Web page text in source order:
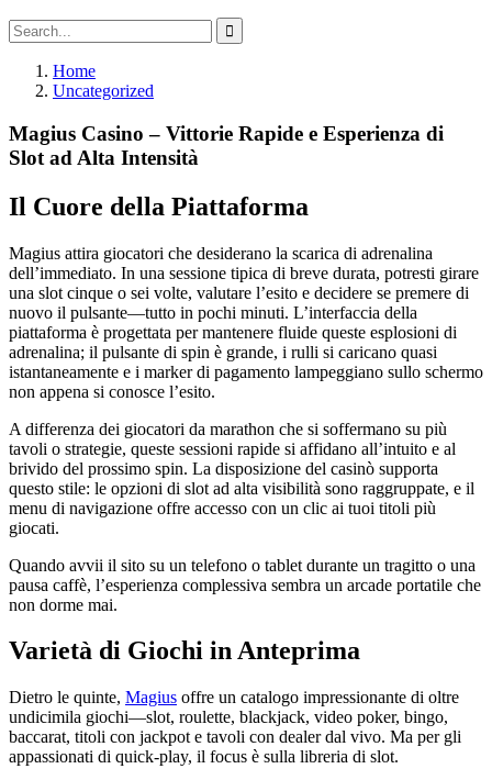
Home
Uncategorized
Magius Casino – Vittorie Rapide e Esperienza di
Slot ad Alta Intensità
Il Cuore della Piattaforma
Magius attira giocatori che desiderano la scarica di adrenalina
dell’immediato. In una sessione tipica di breve durata, potresti girare
una slot cinque o sei volte, valutare l’esito e decidere se premere di
nuovo il pulsante—tutto in pochi minuti. L’interfaccia della
piattaforma è progettata per mantenere fluide queste esplosioni di
adrenalina; il pulsante di spin è grande, i rulli si caricano quasi
istantaneamente e i marker di pagamento lampeggiano sullo schermo
non appena si conosce l’esito.
A differenza dei giocatori da marathon che si soffermano su più
tavoli o strategie, queste sessioni rapide si affidano all’intuito e al
brivido del prossimo spin. La disposizione del casinò supporta
questo stile: le opzioni di slot ad alta visibilità sono raggruppate, e il
menu di navigazione offre accesso con un clic ai tuoi titoli più
giocati.
Quando avvii il sito su un telefono o tablet durante un tragitto o una
pausa caffè, l’esperienza complessiva sembra un arcade portatile che
non dorme mai.
Varietà di Giochi in Anteprima
Dietro le quinte, Magius offre un catalogo impressionante di oltre
undicimila giochi—slot, roulette, blackjack, video poker, bingo,
baccarat, titoli con jackpot e tavoli con dealer dal vivo. Ma per gli
appassionati di quick‑play, il focus è sulla libreria di slot.